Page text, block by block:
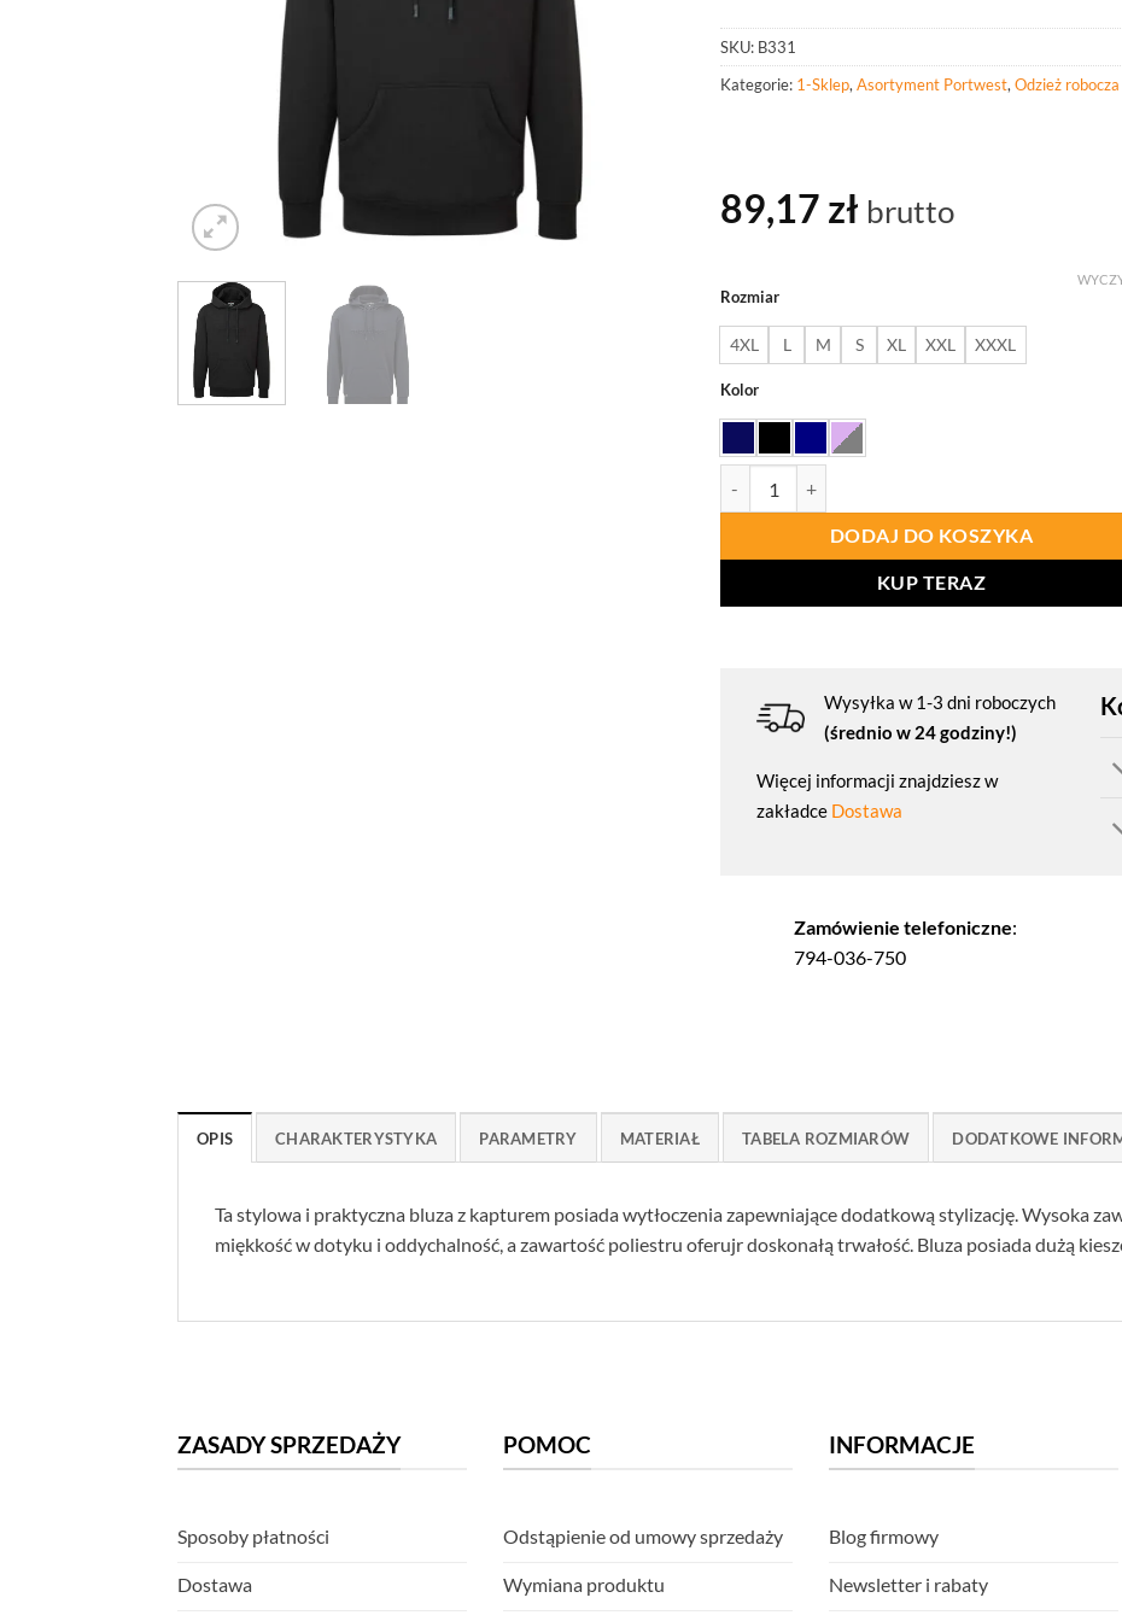
SKU: B331
Kategorie: 1-Sklep, Asortyment Portwest, Odzież
89,17 zł brutto
Rozmiar
4XL L M S XL XXL XXXL
Kolor
DODAJ DO KOSZYKA
KUP TERAZ
Wysyłka w 1-3 dni roboczych
(średnio w 24 godziny!)
Więcej informacji znajdziesz w
zakładce Dostawa
Zamówienie telefoniczne:
794-036-750
OPIS CHARAKTERYSTYKA PARAMETRY MATERIAŁ TABELA ROZMIARÓW DODATKOWE
Ta stylowa i praktyczna bluza z kapturem posiada wytłoczenia zapewniające dodatkową stylizację. Wysoka
miękkość w dotyku i oddychalność, a zawartość poliestru oferujr doskonałą trwałość. Bluza posiada dużą
ZASADY SPRZEDAŻY
Sposoby płatności
Dostawa
POMOC
Odstąpienie od umowy sprzedaży
Wymiana produktu
INFORMACJE
Blog firmowy
Newsletter i rabaty